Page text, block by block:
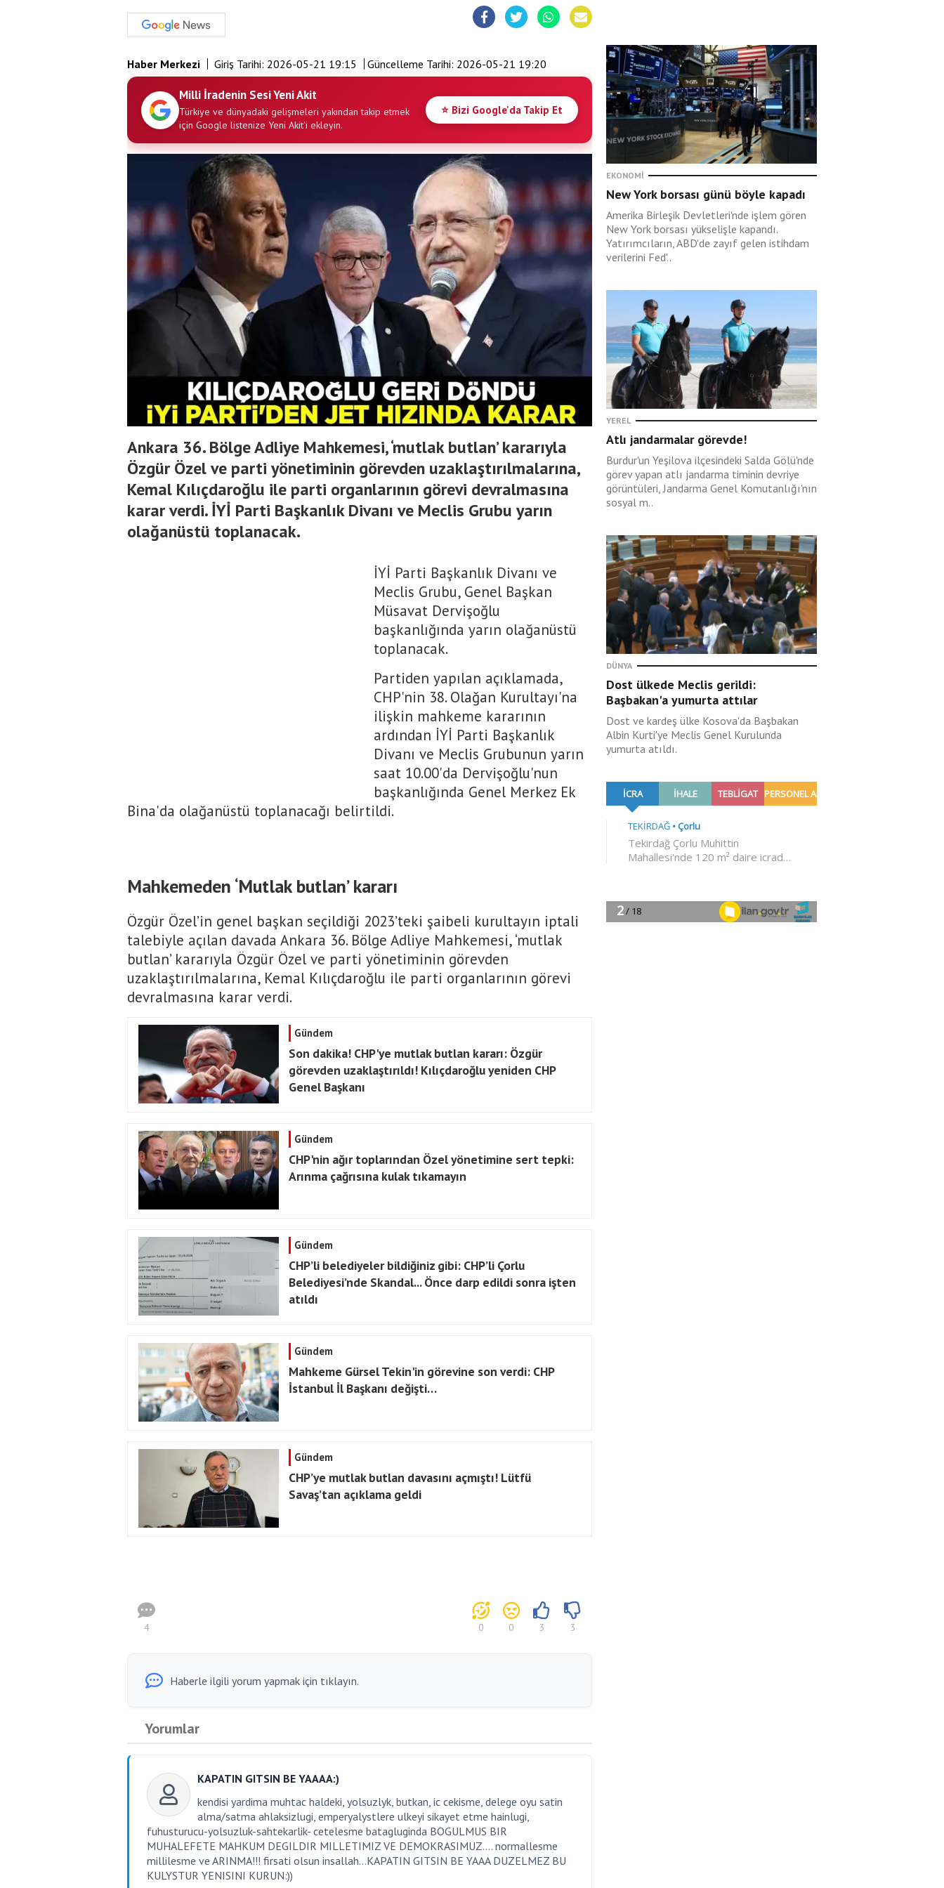
Haber Merkezi Giriş Tarihi: 2026-05-21 19:15 Güncelleme Tarihi: 2026-05-21 19:20
Milli İradenin Sesi Yeni Akit
Türkiye ve dünyadaki gelişmeleri yakından takip etmek
için Google listenize Yeni Akit'i ekleyin.
⭐ Bizi Google'da Takip Et
Ankara 36. Bölge Adliye Mahkemesi, ‘mutlak butlan’ kararıyla
Özgür Özel ve parti yönetiminin görevden uzaklaştırılmalarına,
Kemal Kılıçdaroğlu ile parti organlarının görevi devralmasına
karar verdi. İYİ Parti Başkanlık Divanı ve Meclis Grubu yarın
olağanüstü toplanacak.
İYİ Parti Başkanlık Divanı ve
Meclis Grubu, Genel Başkan
Müsavat Dervişoğlu
başkanlığında yarın olağanüstü
toplanacak.
Partiden yapılan açıklamada,
CHP'nin 38. Olağan Kurultayı'na
ilişkin mahkeme kararının
ardından İYİ Parti Başkanlık
Divanı ve Meclis Grubunun yarın
saat 10.00'da Dervişoğlu'nun
başkanlığında Genel Merkez Ek
Bina'da olağanüstü toplanacağı belirtildi.
Mahkemeden ‘Mutlak butlan’ kararı
Özgür Özel’in genel başkan seçildiği 2023’teki şaibeli kurultayın iptali
talebiyle açılan davada Ankara 36. Bölge Adliye Mahkemesi, ‘mutlak
butlan’ kararıyla Özgür Özel ve parti yönetiminin görevden
uzaklaştırılmalarına, Kemal Kılıçdaroğlu ile parti organlarının görevi
devralmasına karar verdi.
Gündem
Son dakika! CHP'ye mutlak butlan kararı: Özgür
görevden uzaklaştırıldı! Kılıçdaroğlu yeniden CHP
Genel Başkanı
Gündem
CHP'nin ağır toplarından Özel yönetimine sert tepki:
Arınma çağrısına kulak tıkamayın
Gündem
CHP’li belediyeler bildiğiniz gibi: CHP’li Çorlu
Belediyesi’nde Skandal... Önce darp edildi sonra işten
atıldı
Gündem
Mahkeme Gürsel Tekin'in görevine son verdi: CHP
İstanbul İl Başkanı değişti…
Gündem
CHP’ye mutlak butlan davasını açmıştı! Lütfü
Savaş’tan açıklama geldi
4 0 0 3 3
Haberle ilgili yorum yapmak için tıklayın.
Yorumlar
KAPATIN GITSIN BE YAAAA:)
kendisi yardima muhtac haldeki, yolsuzlyk, butkan, ic cekisme, delege oyu satin
alma/satma ahlaksizlugi, emperyalystlere ulkeyi sikayet etme hainlugi,
fuhusturucu-yolsuzluk-sahtekarlik- cetelesme batagluginda BOGULMUS BIR
MUHALEFETE MAHKUM DEGILDIR MILLETIMIZ VE DEMOKRASIMUZ.... normallesme
millilesme ve ARINMA!!! firsati olsun insallah...KAPATIN GITSIN BE YAAA DUZELMEZ BU
KULYSTUR YENISINI KURUN:))
EKONOMI
New York borsası günü böyle kapadı
Amerika Birleşik Devletleri'nde işlem gören
New York borsası yükselişle kapandı.
Yatırımcıların, ABD'de zayıf gelen istihdam
verilerini Fed'..
YEREL
Atlı jandarmalar görevde!
Burdur'un Yeşilova ilçesindeki Salda Gölü'nde
görev yapan atlı jandarma timinin devriye
görüntüleri, Jandarma Genel Komutanlığı'nın
sosyal m..
DÜNYA
Dost ülkede Meclis gerildi:
Başbakan'a yumurta attılar
Dost ve kardeş ülke Kosova'da Başbakan
Albin Kurti'ye Meclis Genel Kurulunda
yumurta atıldı.